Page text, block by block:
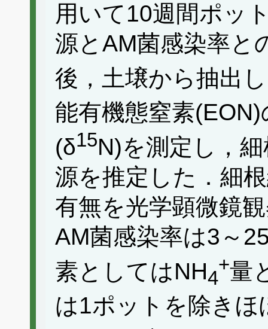
用いて10週間ポッ
源とAM菌感染率と
後，土壌から抽出
能有機態窒素
(δ15N)を測定し，
源を推定した．細
有無を光学顕微鏡
AM菌感染率は3～
素としてはNH4
+量
は1ポットを除き